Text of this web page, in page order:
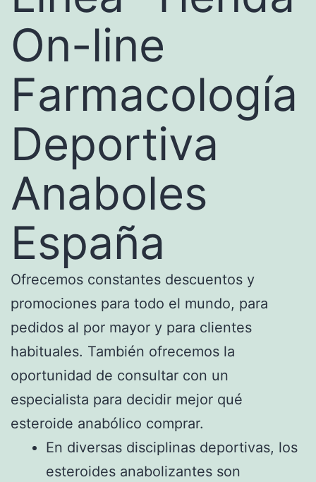
On-line
Farmacología
Deportiva
Anaboles
España
Ofrecemos constantes descuentos y
promociones para todo el mundo, para
pedidos al por mayor y para clientes
habituales. También ofrecemos la
oportunidad de consultar con un
especialista para decidir mejor qué
esteroide anabólico comprar.
En diversas disciplinas deportivas, los
esteroides anabolizantes son